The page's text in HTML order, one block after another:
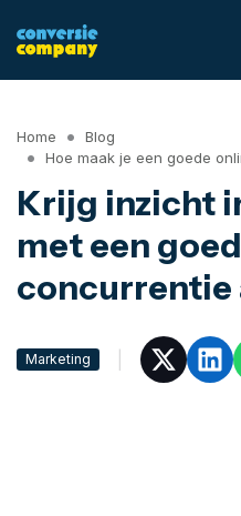
Home
Blog
Hoe maak je een goede
Krijg inzicht
met een
concurrentie
Marketing